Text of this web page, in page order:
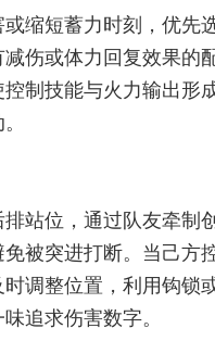
缩短蓄力时刻，优先
伤或体力回复效果的
制技能与火力输出形
站位，通过队友牵制
被突进打断。当己方
调整位置，利用钩锁
追求伤害数字。